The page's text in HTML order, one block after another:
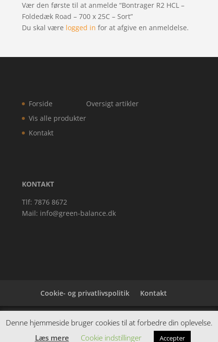
Vær den første til at anmelde “Bontrager R2 HCL –
Foldedæk Road – 700 x 25C – Sort”
Du skal være logged in for at afgive en anmeldelse.
Forside
Vis alle produkter
Kontakt
Oversigt artikler
KONTAKT
Tlf: 7876 8672
Mail: info@green-balance.dk
Cookie- og privatlivspolitik Kontakt
Denne hjemmeside samler et bredt udvalg af
spændende varer. Siden er et affiiliatesite, og nogle
Denne hjemmeside bruger cookies til at forbedre din oplevelse.
Læs mere
Cookie indstillinger Accepter